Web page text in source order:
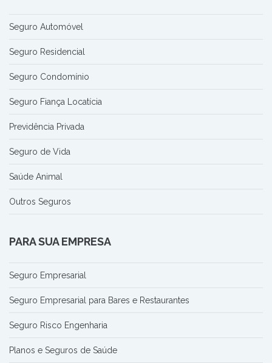
Seguro Automóvel
Seguro Residencial
Seguro Condomínio
Seguro Fiança Locatícia
Previdência Privada
Seguro de Vida
Saúde Animal
Outros Seguros
PARA SUA EMPRESA
Seguro Empresarial
Seguro Empresarial para Bares e Restaurantes
Seguro Risco Engenharia
Planos e Seguros de Saúde